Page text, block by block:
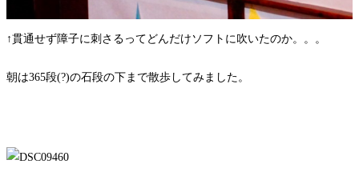
↑貫通せず障子に刺さるってどんだけソフトに吹いたのか。。。
朝は365段(?)の石段の下まで散歩してみました。